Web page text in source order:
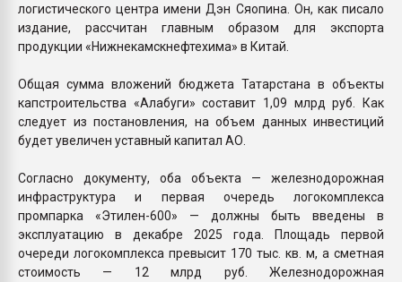
логистического центра имени Дэн Сяопина. Он, как писало
издание, рассчитан главным образом для экспорта
продукции «Нижнекамскнефтехима» в Китай.
Общая сумма вложений бюджета Татарстана в объекты
капстроительства «Алабуги» составит 1,09 млрд руб. Как
следует из постановления, на объем данных инвестиций
будет увеличен уставный капитал АО.
Согласно документу, оба объекта — железнодорожная
инфраструктура и первая очередь логокомплекса
промпарка «Этилен-600» — должны быть введены в
эксплуатацию в декабре 2025 года. Площадь первой
очереди логокомплекса превысит 170 тыс. кв. м, а сметная
стоимость — 12 млрд руб. Железнодорожная